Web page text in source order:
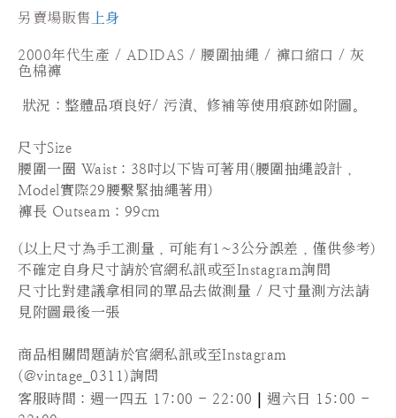
另賣場販售 上身
2000年代生產 / ADIDAS / 腰圍抽繩 / 褲口縮口 / 灰
色棉褲
狀況： 整體品項良好/ 污漬、修補等使用痕跡如附圖。
尺寸Size
腰圍一圈 Waist：38吋以下皆可著用(腰圍抽繩設計，
Model實際29腰繫緊抽繩著用)
褲長 Outseam：99cm
(以上尺寸為手工測量，可能有1~3公分誤差，僅供參考)
不確定自身尺寸請於官網私訊或至Instagram詢問
尺寸比對建議拿相同的單品去做測量 / 尺寸量測方法請
見附圖最後一張
商品相關問題請於官網私訊或至Instagram
(@vintage_0311)詢問
客服時間 ：週一四五 17:00 - 22:00 | 週六日 15:00 -